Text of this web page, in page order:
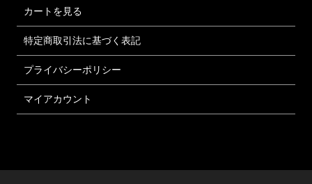
カートを見る
特定商取引法に基づく表記
プライバシーポリシー
マイアカウント